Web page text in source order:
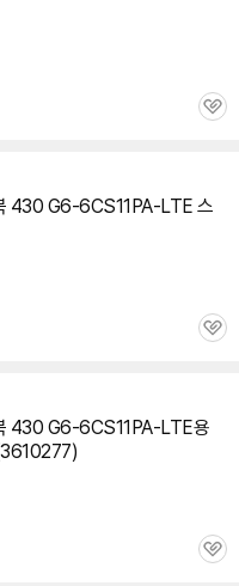
관
430 G6-6CS11PA-LTE 스
관
430 G6-6CS11PA-LTE용
관